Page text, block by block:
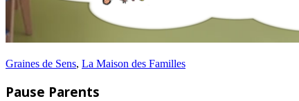
Graines de Sens, La Maison des Familles
Pause Parents